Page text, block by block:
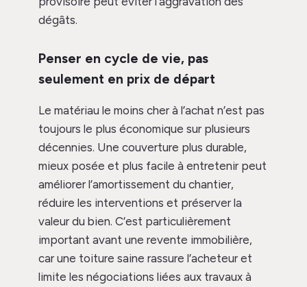
dégâts.
Penser en cycle de vie, pas
seulement en prix de départ
Le matériau le moins cher à l’achat n’est pas
toujours le plus économique sur plusieurs
décennies. Une couverture plus durable,
mieux posée et plus facile à entretenir peut
améliorer l’amortissement du chantier,
réduire les interventions et préserver la
valeur du bien. C’est particulièrement
important avant une revente immobilière,
car une toiture saine rassure l’acheteur et
limite les négociations liées aux travaux à